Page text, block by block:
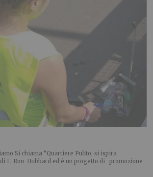
Si chiama “Quartiere Pulito, si ispira
L. Ron Hubbard ed è un progetto di promozione